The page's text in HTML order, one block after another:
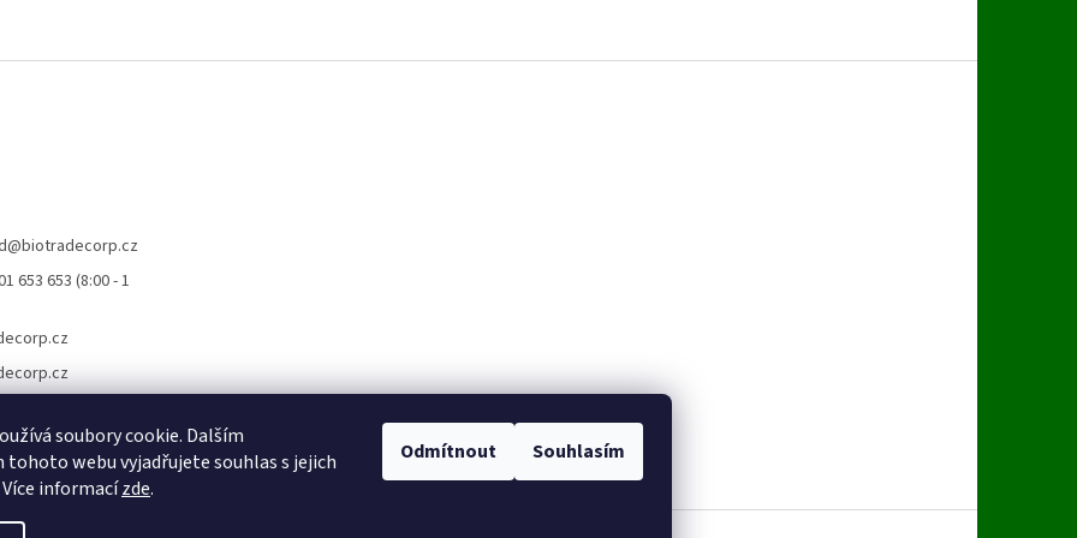
soubory cookie. Dalším
tohoto webu vyjadřujete souhlas s jejich
informacízde.
Odmítnout Souhlasím
@biotradecorp.cz
653 653 (8:00 - 1